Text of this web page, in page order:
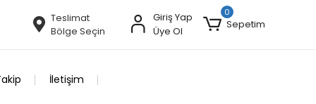
Teslimat
Bölge Seçin
Giriş Yap
Üye Ol
0
Sepetim
İletişim